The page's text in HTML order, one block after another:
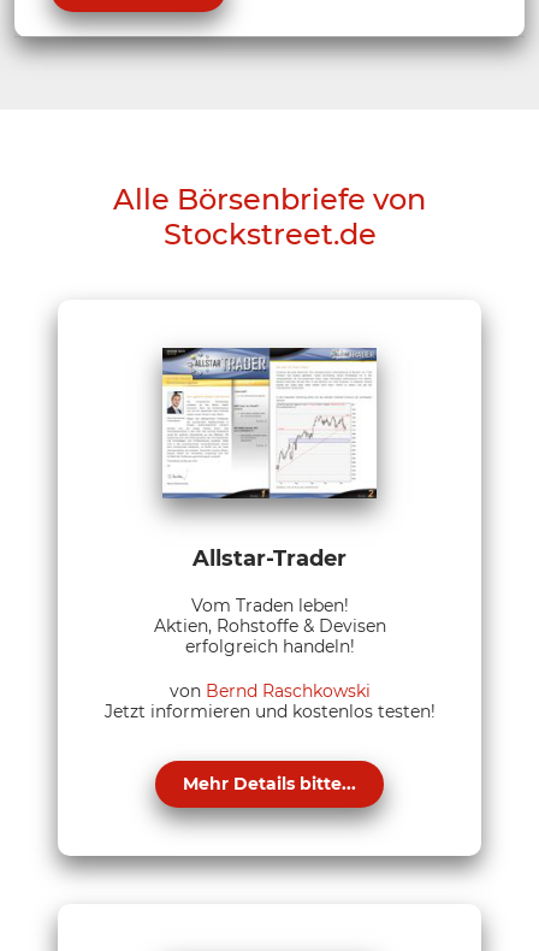
Alle Börsenbriefe von
Stockstreet.de
Allstar-Trader
Vom Traden leben!
Aktien, Rohstoffe & Devisen
erfolgreich handeln!
von Bernd Raschkowski
Jetzt informieren und kostenlos testen!
Mehr Details bitte...